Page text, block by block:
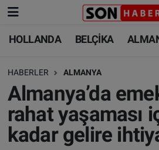
HOLLANDA BELÇİKA
HABERLER ALMANYA
Almanya’da
rahat yaşaması
kadar gelire
HOLLANDA
BELÇİKA
ALMANYA
FRANSA
HOLLANDA
BELÇİKA
ALMANYA
TÜRKİYE
Nöbetçi Eczaneler
Hava Durumu
Trafik Durumu
Süper Lig Puan Durumu ve